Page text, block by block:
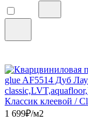
Классик клеевой /
1 699₽/м2